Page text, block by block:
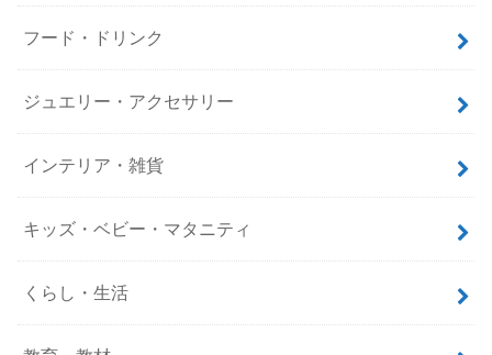
フード・ドリンク
ジュエリー・アクセサリー
インテリア・雑貨
キッズ・ベビー・マタニティ
くらし・生活